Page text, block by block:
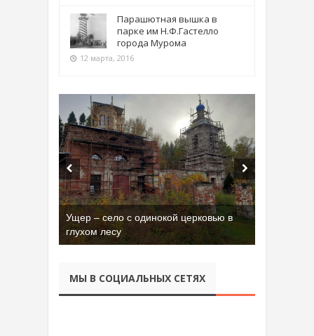
Парашютная вышка в
парке им Н.Ф.Гастелло
города Мурома
12 марта, 2016
Ущер – село с одинокой церковью в
глухом лесу
МЫ В СОЦИАЛЬНЫХ СЕТЯХ